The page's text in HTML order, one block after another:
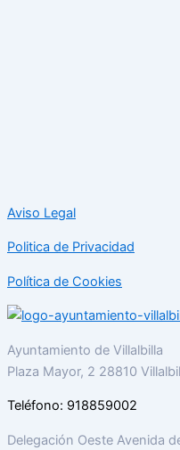
Aviso Legal
Politica de Privacidad
Política de Cookies
Ayuntamiento de Villalbilla
Plaza Mayor, 2 28810
Teléfono: 918859002
Delegación Oeste Avenida